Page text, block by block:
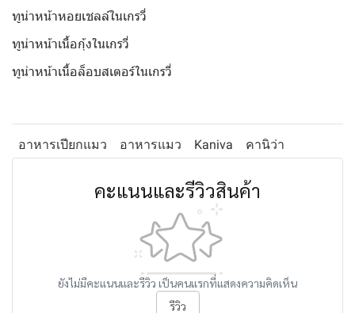
ทูน่าหน้าหอยเชลล์ในเกรวี่
ทูน่าหน้าเนื้อกุ้งในเกรวี่
ทูน่าหน้าเนื้อล็อบสเตอร์ในเกรวี่
อาหารเปียกแมว อาหารแมว Kaniva คานิว่า
คะแนนและรีวิวสินค้า
ยังไม่มีคะแนนและรีวิว เป็นคนแรกที่แสดงความคิดเห็น
รีวิว